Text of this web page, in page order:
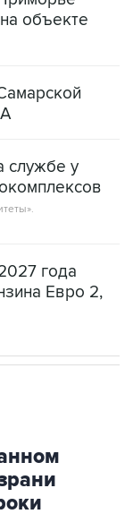
объекте
службе у
года
Евро 2,